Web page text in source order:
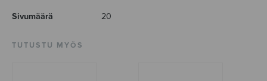
Sivumäärä 20
TUTUSTU MYÖS